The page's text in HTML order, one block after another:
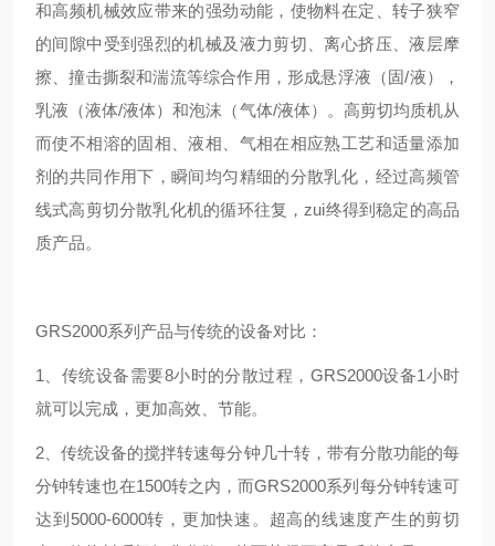
和高频机械效应带来的强劲动能，使物料在定、转子狭窄
的间隙中受到强烈的机械及液力剪切、离心挤压、液层摩
擦、撞击撕裂和湍流等综合作用，形成悬浮液（固/液），
乳液（液体/液体）和泡沫（气体/液体）。高剪切均质机从
而使不相溶的固相、液相、气相在相应熟工艺和适量添加
剂的共同作用下，瞬间均匀精细的分散乳化，经过高频管
线式高剪切分散乳化机的循环往复，zui终得到稳定的高品
质产品。
GRS2000系列产品与传统的设备对比：
1、传统设备需要8小时的分散过程，GRS2000设备1小时
就可以完成，更加高效、节能。
2、传统设备的搅拌转速每分钟几十转，带有分散功能的每
分钟转速也在1500转之内，而GRS2000系列每分钟转速可
达到5000-6000转，更加快速。超高的线速度产生的剪切